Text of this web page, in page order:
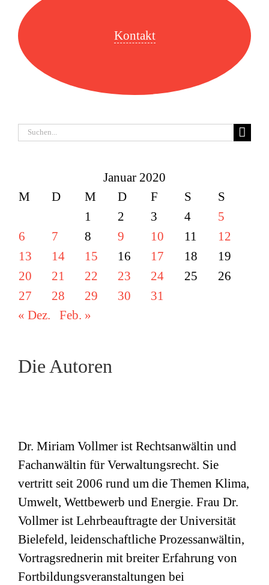
Kontakt
Suche
Januar 2020
M
D M D F S
S
1
2 3 4
5
6
7 8 9 10 11
12
13
14 15 16 17 18
19
20
21 22 23 24 25
26
27
28 29 30
31
« Dez.
Feb. »
Die Autoren
Dr. Miriam Vollmer ist Rechtsanwältin und
Fachanwältin für Verwaltungsrecht. Sie
vertritt seit 2006 rund um die Themen Klima,
Umwelt, Wettbewerb und Energie. Frau Dr.
Vollmer ist Lehrbeauftragte der Universität
Bielefeld, leidenschaftliche Prozessanwältin,
Vortragsrednerin mit breiter Erfahrung von
Fortbildungsveranstaltungen bei